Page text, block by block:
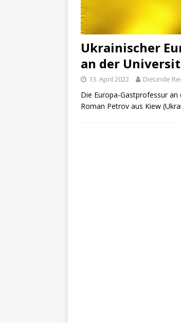
Ukrainischer
an der
13. April 2022 DieLinde
Die Europa-Gastprofessur
Roman Petrov aus Kiew